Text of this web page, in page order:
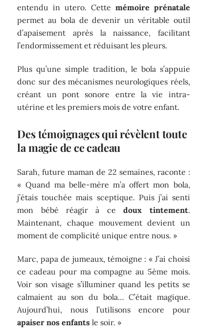
entendu in utero. Cette mémoire prénatale
permet au bola de devenir un véritable outil
d’apaisement après la naissance, facilitant
l’endormissement et réduisant les pleurs.
Plus qu’une simple tradition, le bola s’appuie
donc sur des mécanismes neurologiques réels,
créant un pont sonore entre la vie intra-
utérine et les premiers mois de votre enfant.
Des témoignages qui révèlent toute
la magie de ce cadeau
Sarah, future maman de 22 semaines, raconte :
« Quand ma belle-mère m’a offert mon bola,
j’étais touchée mais sceptique. Puis j’ai senti
mon bébé réagir à cedoux tintement.
Maintenant, chaque mouvement devient un
moment de complicité unique entre nous. »
Marc, papa de jumeaux, témoigne : « J’ai choisi
ce cadeau pour ma compagne au 5ème mois.
Voir son visage s’illuminer quand les petits se
calmaient au son du bola… C’était magique.
Aujourd’hui, nous l’utilisons encore pour
apaiser nos enfants le soir. »